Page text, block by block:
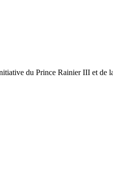
du Prince Rainier III et de